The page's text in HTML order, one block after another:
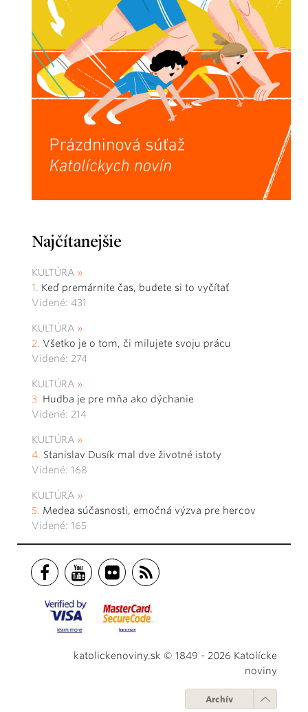
Najčítanejšie
KULTÚRA
Keď premárnite čas, budete si to vyčítať
Videné: 431
KULTÚRA
Všetko je o tom, či milujete svoju prácu
Videné: 274
KULTÚRA
Hudba je pre mňa ako dýchanie
Videné: 214
KULTÚRA
Stanislav Dusík mal dve životné istoty
Videné: 168
KULTÚRA
Medea súčasnosti, emočná výzva pre hercov
Videné: 165
katolickenoviny.sk © 1849 - 2026 Katolícke
noviny
Archív